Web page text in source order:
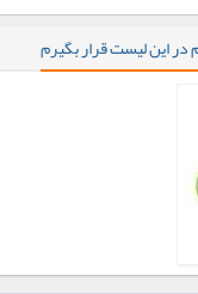
این لیست قرار بگیرم